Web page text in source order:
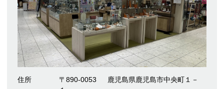
住所 〒890-0053
鹿児島県鹿児島市中央町１－